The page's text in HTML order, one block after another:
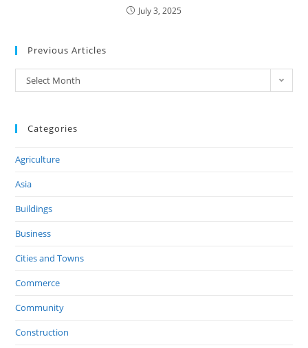
July 3, 2025
Previous Articles
Select Month
Categories
Agriculture
Asia
Buildings
Business
Cities and Towns
Commerce
Community
Construction